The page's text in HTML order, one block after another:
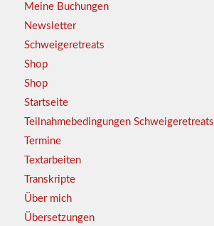
Meine Buchungen
Newsletter
Schweigeretreats
Shop
Shop
Startseite
Teilnahmebedingungen Schweigeretreats
Termine
Textarbeiten
Transkripte
Über mich
Übersetzungen